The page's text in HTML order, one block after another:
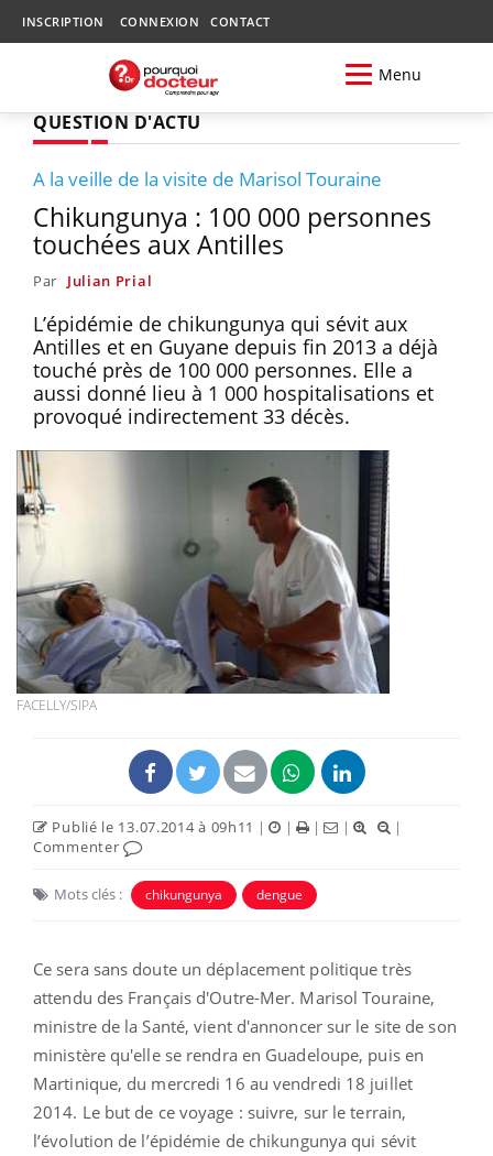
INSCRIPTION CONNEXION CONTACT
Menu
QUESTION D'ACTU
A la veille de la visite de Marisol Touraine
Chikungunya : 100 000 personnes
touchées aux Antilles
Par Julian Prial
L’épidémie de chikungunya qui sévit aux
Antilles et en Guyane depuis fin 2013 a déjà
touché près de 100 000 personnes. Elle a
aussi donné lieu à 1 000 hospitalisations et
provoqué indirectement 33 décès.
FACELLY/SIPA
Publié le 13.07.2014 à 09h11 | | | |
|
Commenter
Mots clés : chikungunya dengue
Ce sera sans doute un déplacement politique très
attendu des Français d'Outre-Mer. Marisol Touraine,
ministre de la Santé, vient d'annoncer sur le site de son
ministère qu'elle se rendra en Guadeloupe, puis en
Martinique, du mercredi 16 au vendredi 18 juillet
2014. Le but de ce voyage : suivre, sur le terrain,
l’évolution de l’épidémie de chikungunya qui sévit